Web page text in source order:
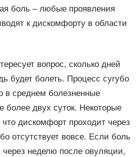
боль – любые проявления
к дискомфорту в области
вопрос, сколько дней
будет болеть. Процесс сугубо
в среднем болезненные
более двух суток. Некоторые
дискомфорт проходит через
отсутствует вовсе. Если боль
через неделю после овуляции,